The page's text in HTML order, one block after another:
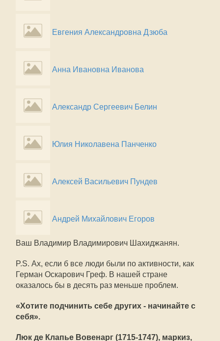
Евгения Александровна Дзюба
Анна Ивановна Иванова
Александр Сергеевич Белин
Юлия Николавена Панченко
Алексей Васильевич Пундев
Андрей Михайлович Егоров
Ваш Владимир Владимирович Шахиджанян.
P.S. Ах, если б все люди были по активности, как
Герман Оскарович Греф. В нашей стране
оказалось бы в десять раз меньше проблем.
«Хотите подчинить себе других - начинайте с
себя».
Люк де Клапье Вовенарг (1715-1747), маркиз,